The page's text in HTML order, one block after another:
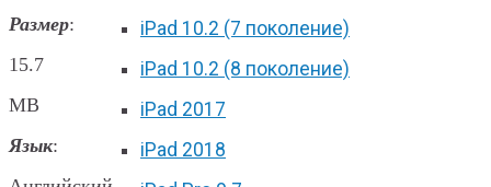
iPad 10.2 (7 поколение)
iPad 10.2 (8 поколение)
iPad 2017
iPad 2018
Размер:
15.7
MB
Язык: